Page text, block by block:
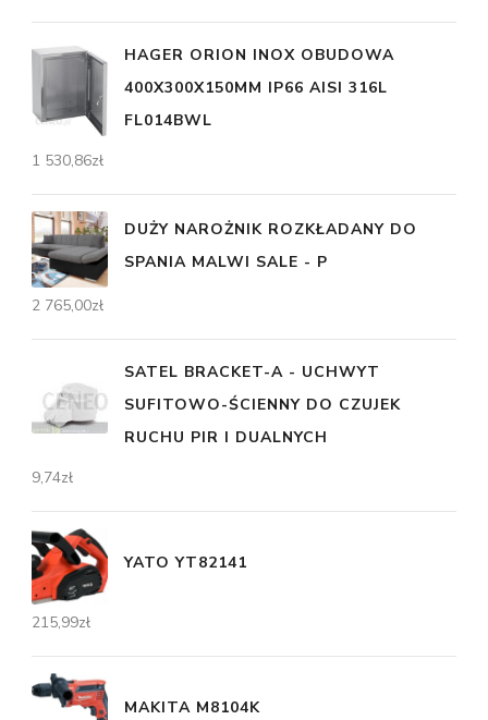
HAGER ORION INOX OBUDOWA
400X300X150MM IP66 AISI 316L
FL014BWL
1 530,86zł
DUŻY NAROŻNIK ROZKŁADANY DO
SPANIA MALWI SALE - P
2 765,00zł
SATEL BRACKET-A - UCHWYT
SUFITOWO-ŚCIENNY DO CZUJEK
RUCHU PIR I DUALNYCH
9,74zł
YATO YT82141
215,99zł
MAKITA M8104K